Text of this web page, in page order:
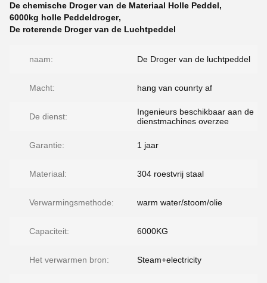
De chemische Droger van de Materiaal Holle Peddel,
6000kg holle Peddeldroger,
De roterende Droger van de Luchtpeddel
naam: De Droger van de luchtpeddel
Macht: hang van counrty af
De dienst:
Ingenieurs beschikbaar aan de
dienstmachines overzee
Garantie: 1 jaar
Materiaal: 304 roestvrij staal
Verwarmingsmethode: warm water/stoom/olie
Capaciteit: 6000KG
Het verwarmen bron: Steam+electricity